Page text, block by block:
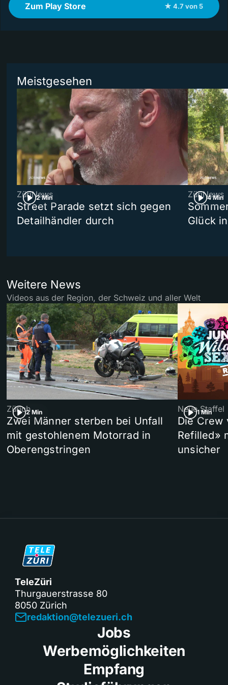
Zum Play Store ★ 4.7 von 5
Meistgesehen
2 Min
ZüriNews
Street Parade setzt sich gegen
Detailhändler durch
4 Min
ZüriNews
Glück
Weitere News
Videos aus der Region, der Schweiz und aller Welt
2 Min
Zürich
Zwei Männer sterben bei Unfall
mit gestohlenem Motorrad in
Oberengstringen
1 Min
Neue Staffel
Die Crew
Refilled»
unsicher
TeleZüri
Thurgauerstrasse 80
8050 Zürich
redaktion@telezueri.ch
Jobs
Werbemöglichkeiten
Empfang